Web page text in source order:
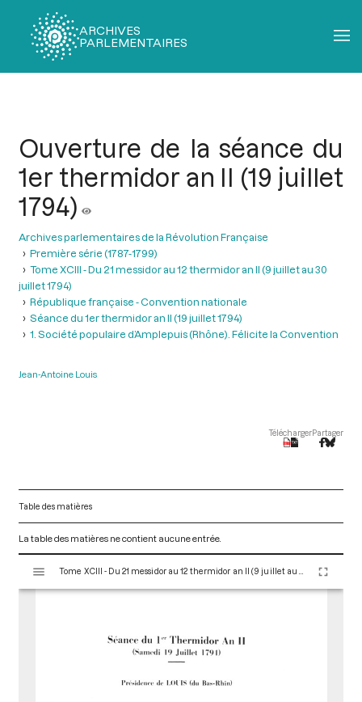
ARCHIVES
PARLEMENTAIRES
Ouverture de la séance du
1er thermidor an II (19 juillet
1794)
Archives parlementaires de la Révolution Française
Première série (1787-1799)
Tome XCIII - Du 21 messidor au 12 thermidor an II (9 juillet au 30
juillet 1794)
République française - Convention nationale
Séance du 1er thermidor an II (19 juillet 1794)
1. Société populaire d’Amplepuis (Rhône). Félicite la Convention
Jean-Antoine Louis
TéléchargerPartager
Table des matières
La table des matières ne contient aucune entrée.
s